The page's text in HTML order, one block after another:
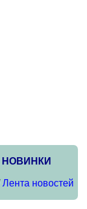
НОВИНКИ
Лента новостей